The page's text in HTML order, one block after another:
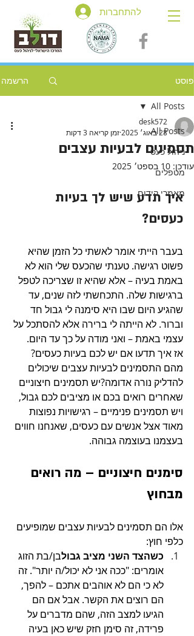
להתחברות
פוסט הרשמה
All Posts
ניהול כעס
מטפלים
מאמרי קידום
All Posts
תסמינים לבעיות עצבים
desk572
28 באוג׳ 2025
זמן קריאה 3 דקות
עודכן: 10 בספט׳ 2025
איך תדע שיש לך בעיות
כעסים?
בעבר הייתי אומר לאשתי כל הזמן שהיא
פשוט רגישה. טענתי שהכעס שלי הוא לא
באמת בעיה – אלא שהיא זו שצריכה לטפל
ברגישות שלה. התכחשתי לזה שנים, עד
שהגיע היום שבו היא סימנה לי גבול חד
וברור. לא הייתה לי ברירה אלא להסתכל על
עצמי באמת – ואני מודה על כך עד היום.
אז איך תדעו אם יש לכם בעיות כעסים?
מהם התסמינים לבעיות עצבים שיכולים
להדליק נורה אדומה?יש תסמינים חיצוניים
שאחרים רואים בכם או מציבים לכם גבול,
ויש תסמינים פנימיים – רגישויות נפוצות
מאוד אצל אנשים עם כעסים, שאנחנו חווים
בעצמנו בעוצמה גבוהה.
סימנים חיצוניים – מה רואים
מבחוץ
אלו הם תסמינים לבעיות עצבים שמופיעים
כלפי חוץ:
כשהצד השני מציב גבולבן/בת הזוג
אומרים: "ככה אני לא יכול/ה יותר". זה
לא כי הם לא אוהבים אתכם – להפך,
הם רוצים את הקשר. אבל אם הם
הגיעו למצב הזה, שהם מדברים על
פרידה, זה סימן חזק שיש כאן בעיה